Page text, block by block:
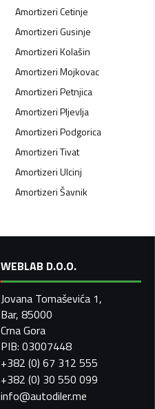
AmortizeriCetinje
AmortizeriGusinje
AmortizeriKolašin
AmortizeriMojkovac
AmortizeriPetnjica
AmortizeriPljevlja
AmortizeriPodgorica
AmortizeriTivat
AmortizeriUlcinj
AmortizeriŠavnik
WEBLAB D.O.O.
Jovana Tomaševića 1,
Bar, 85000
Crna Gora
PIB: 03007448
+382 (0) 67 312 555
+382 (0) 30 550 099
info@autodiler.me